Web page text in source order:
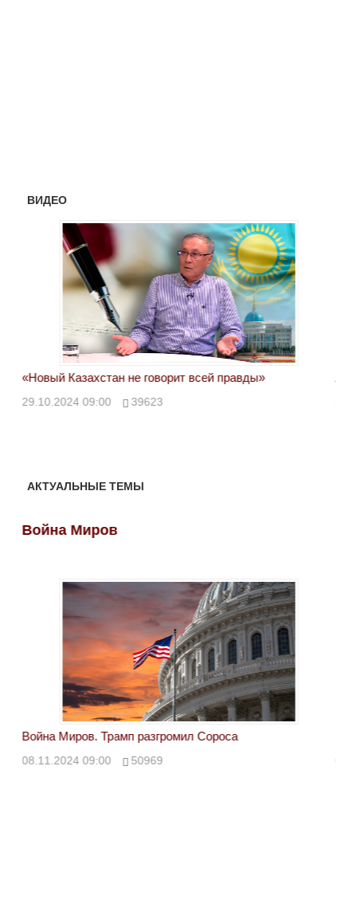
ВИДЕО
«Новый Казахстан не говорит всей правды»
29.10.2024 09:00 39623
АКТУАЛЬНЫЕ ТЕМЫ
Война Миров
Война Миров. Трамп разгромил Сороса
08.11.2024 09:00 50969